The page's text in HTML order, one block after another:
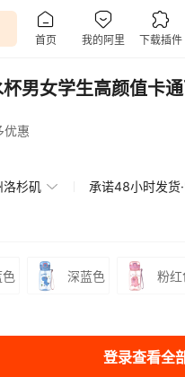
男女学生高颜值卡
优惠
洛杉矶 承诺48小时发货
深蓝色 粉红
登录查看全